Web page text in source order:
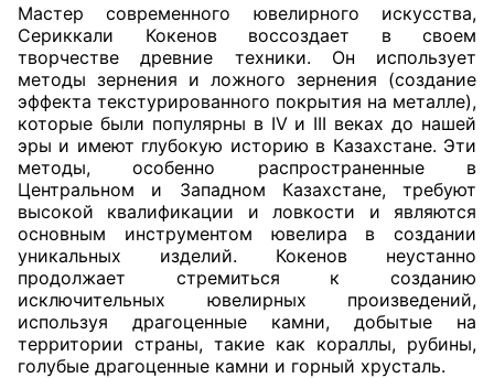
Мастер современного ювелирного искусства,
Сериккали Кокенов воссоздает в своем
творчестве древние техники. Он использует
методы зернения и ложного зернения (создание
эффекта текстурированного покрытия на металле),
которые были популярны в IV и III веках до нашей
эры и имеют глубокую историю в Казахстане. Эти
методы, особенно распространенные в
Центральном и Западном Казахстане, требуют
высокой квалификации и ловкости и являются
основным инструментом ювелира в создании
уникальных изделий. Кокенов неустанно
продолжает стремиться к созданию
исключительных ювелирных произведений,
используя драгоценные камни, добытые на
территории страны, такие как кораллы, рубины,
голубые драгоценные камни и горный хрусталь.